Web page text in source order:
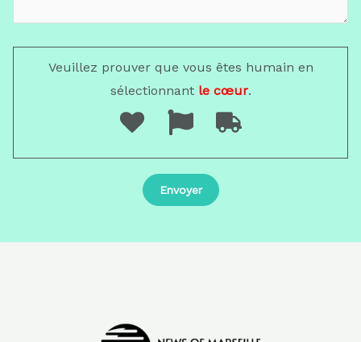
Veuillez prouver que vous êtes humain en
sélectionnantle cœur.